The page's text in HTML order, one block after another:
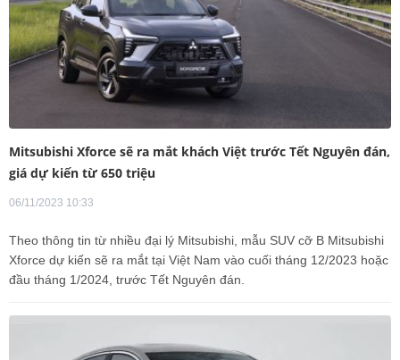
Mitsubishi Xforce sẽ ra mắt khách Việt trước Tết Nguyên đán,
giá dự kiến từ 650 triệu
06/11/2023 10:33
Theo thông tin từ nhiều đại lý Mitsubishi, mẫu SUV cỡ B Mitsubishi
Xforce dự kiến sẽ ra mắt tại Việt Nam vào cuối tháng 12/2023 hoặc
đầu tháng 1/2024, trước Tết Nguyên đán.